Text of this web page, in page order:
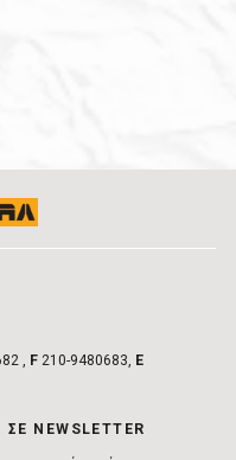
, F210-9480683, E
NEWSLETTER